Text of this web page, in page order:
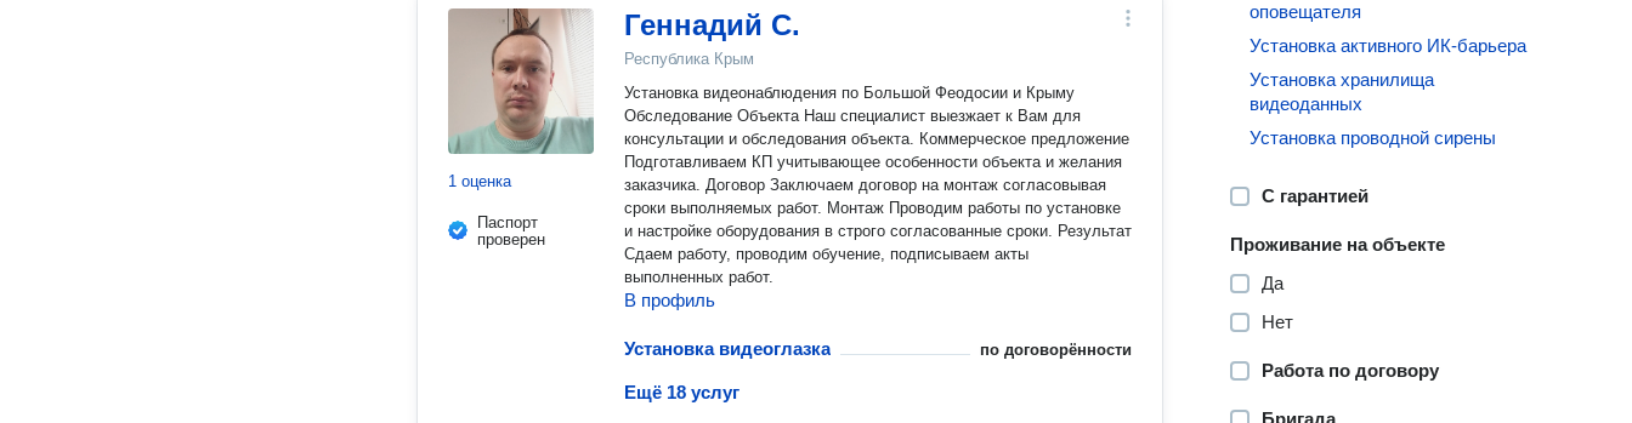
1 оценка
Паспорт
проверен
Геннадий С.
Республика Крым
Установка видеонаблюдения по Большой Феодосии и Крыму
Обследование Объекта Наш специалист выезжает к Вам для
консультации и обследования объекта. Коммерческое предложение
Подготавливаем КП учитывающее особенности объекта и желания
заказчика. Договор Заключаем договор на монтаж согласовывая
сроки выполняемых работ. Монтаж Проводим работы по установке
и настройке оборудования в строго согласованные сроки. Результат
Сдаем работу, проводим обучение, подписываем акты
выполненных работ.
В профиль
Установка видеоглазка по договорённости
Ещё 18 услуг
оповещателя
Установка активного ИК-барьера
Установка хранилища
видеоданных
Установка проводной сирены
С гарантией
Проживание на объекте
Да
Нет
Работа по договору
Бригада